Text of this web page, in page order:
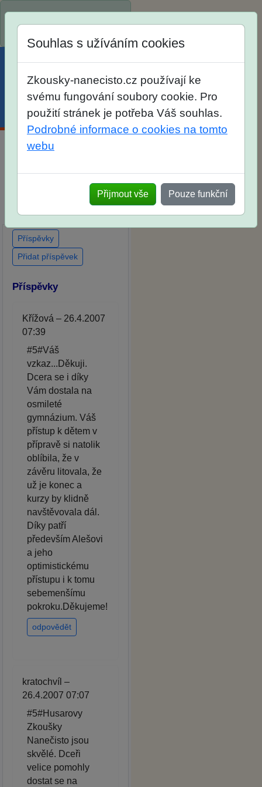
na školní rok 2026/2027!
Menu Účet Košík
zkoušek na SŠ? Vaše
ohlasy po skutečných
přijímacích zkouškách
Souhlas s užíváním cookies
Zkousky-nanecisto.cz používají ke
svému fungování soubory cookie. Pro
použití stránek je potřeba Váš souhlas.
Podrobné informace o cookies na tomto
webu
Přijmout vše Pouze funkční
Příspěvky
Přidat příspěvek
Příspěvky
Křížová – 26.4.2007
07:39
#5#Váš
vzkaz...Děkuji.
Dcera se i díky
Vám dostala na
osmileté
gymnázium. Váš
přístup k dětem v
přípravě si natolik
oblíbila, že v
závěru litovala, že
už je konec a
kurzy by klidně
navštěvovala dál.
Díky patří
především Alešovi
a jeho
optimistickému
přístupu i k tomu
sebemenšímu
pokroku.Děkujeme!
odpovědět
kratochvíl –
26.4.2007 07:07
#5#Husarovy
Zkoušky
Nanečisto jsou
skvělé. Dceři
velice pomohly
dostat se na